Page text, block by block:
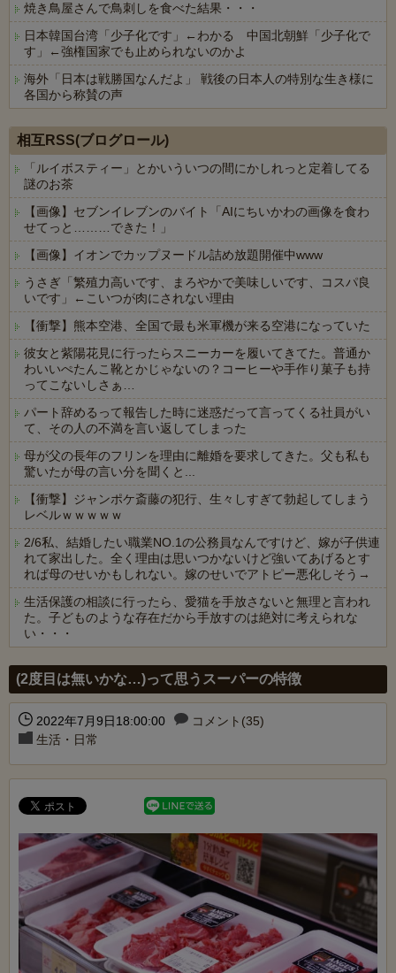
焼き鳥屋さんで鳥刺しを食べた結果・・・
日本韓国台湾「少子化です」←わかる 中国北朝鮮「少子化で
す」←強権国家でも止められないのかよ
海外「日本は戦勝国なんだよ」 戦後の日本人の特別な生き様に
各国から称賛の声
相互RSS(ブログロール)
「ルイボスティー」とかいういつの間にかしれっと定着してる
謎のお茶
【画像】セブンイレブンのバイト「AIにちいかわの画像を食わ
せてっと………できた！」
【画像】イオンでカップヌードル詰め放題開催中www
うさぎ「繁殖力高いです、まろやかで美味しいです、コスパ良
いです」←こいつが肉にされない理由
【衝撃】熊本空港、全国で最も米軍機が来る空港になっていた
彼女と紫陽花見に行ったらスニーカーを履いてきてた。普通か
わいいぺたんこ靴とかじゃないの？コーヒーや手作り菓子も持
ってこないしさぁ…
パート辞めるって報告した時に迷惑だって言ってくる社員がい
て、その人の不満を言い返してしまった
母が父の長年のフリンを理由に離婚を要求してきた。父も私も
驚いたが母の言い分を聞くと...
【衝撃】ジャンポケ斎藤の犯行、生々しすぎて勃起してしまう
レベルｗｗｗｗｗ
2/6私、結婚したい職業NO.1の公務員なんですけど、嫁が子供連
れて家出した。全く理由は思いつかないけど強いてあげるとす
れば母のせいかもしれない。嫁のせいでアトピー悪化しそう→
生活保護の相談に行ったら、愛猫を手放さないと無理と言われ
た。子どものような存在だから手放すのは絶対に考えられな
い・・・
(2度目は無いかな…)って思うスーパーの特徴
2022年7月9日18:00:00
コメント(35)
生活・日常